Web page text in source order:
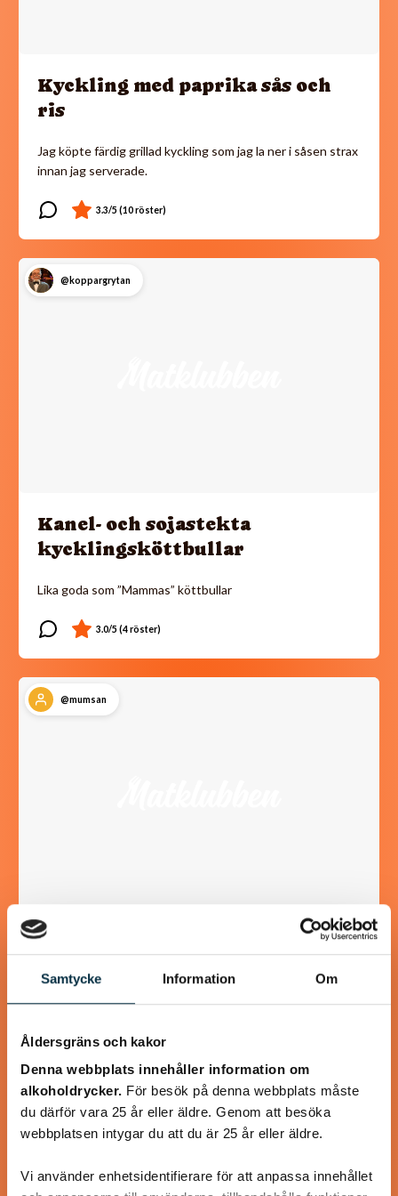
Samtycke Information Om
Åldersgräns och kakor
Denna webbplats innehåller information om
alkoholdrycker. För besök på denna webbplats måste
du därför vara 25 år eller äldre. Genom att besöka
webbplatsen intygar du att du är 25 år eller äldre.
Vi använder enhetsidentifierare för att anpassa innehållet
Kyckling med paprika sås och
ris
Jag köpte färdig grillad kyckling som jag la ner i såsen strax
innan jag serverade.
@koppargrytan
Kanel- och sojastekta
kycklingsköttbullar
Lika goda som ”Mammas” köttbullar
@mumsan
Paleo: Kycklinggryta med
mango och mandelsmör
Smarrigt! Jag bytte ut persiljan mot koriander och
@roskerstin